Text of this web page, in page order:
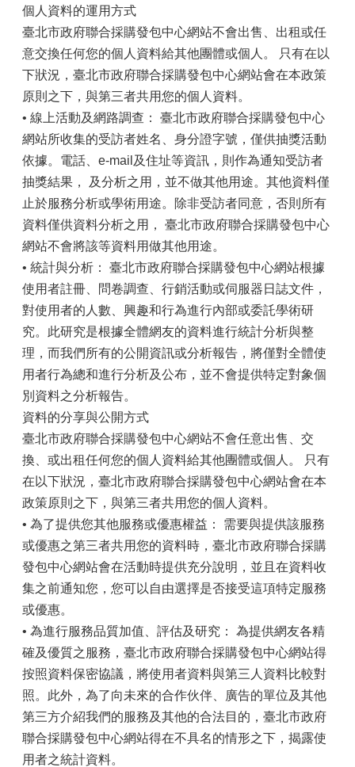
個人資料的運用方式
臺北市政府聯合採購發包中心網站不會出售、出租或任
意交換任何您的個人資料給其他團體或個人。 只有在以
下狀況，臺北市政府聯合採購發包中心網站會在本政策
原則之下，與第三者共用您的個人資料。
• 線上活動及網路調查： 臺北市政府聯合採購發包中心
網站所收集的受訪者姓名、身分證字號，僅供抽獎活動
依據。電話、e-mail及住址等資訊，則作為通知受訪者
抽獎結果， 及分析之用，並不做其他用途。其他資料僅
止於服務分析或學術用途。除非受訪者同意，否則所有
資料僅供資料分析之用， 臺北市政府聯合採購發包中心
網站不會將該等資料用做其他用途。
• 統計與分析： 臺北市政府聯合採購發包中心網站根據
使用者註冊、問卷調查、行銷活動或伺服器日誌文件，
對使用者的人數、興趣和行為進行內部或委託學術研
究。此研究是根據全體網友的資料進行統計分析與整
理，而我們所有的公開資訊或分析報告，將僅對全體使
用者行為總和進行分析及公布，並不會提供特定對象個
別資料之分析報告。
資料的分享與公開方式
臺北市政府聯合採購發包中心網站不會任意出售、交
換、或出租任何您的個人資料給其他團體或個人。 只有
在以下狀況，臺北市政府聯合採購發包中心網站會在本
政策原則之下，與第三者共用您的個人資料。
• 為了提供您其他服務或優惠權益： 需要與提供該服務
或優惠之第三者共用您的資料時，臺北市政府聯合採購
發包中心網站會在活動時提供充分說明，並且在資料收
集之前通知您，您可以自由選擇是否接受這項特定服務
或優惠。
• 為進行服務品質加值、評估及研究： 為提供網友各精
確及優質之服務，臺北市政府聯合採購發包中心網站得
按照資料保密協議，將使用者資料與第三人資料比較對
照。此外，為了向未來的合作伙伴、廣告的單位及其他
第三方介紹我們的服務及其他的合法目的，臺北市政府
聯合採購發包中心網站得在不具名的情形之下，揭露使
用者之統計資料。